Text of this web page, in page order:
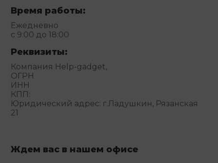
Время работы:
Ежедневно
с 9:00 до 18:00
Реквизиты:
Компания Help-gadget,
ОГРН
ИНН
КПП:
Юридический адрес: г.Ладушкин, Рязанская
21
Ждем вас в нашем офисе